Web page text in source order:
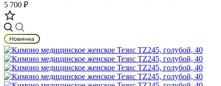
5 700 ₽